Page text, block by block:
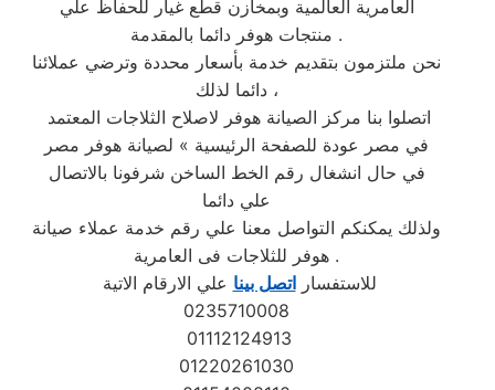
العامرية العالمية وبمخازن قطع غيار للحفاظ علي
منتجات هوفر دائما بالمقدمة .
نحن ملتزمون بتقديم خدمة بأسعار محددة وترضي عملائنا
دائما لذلك ،
في مصر عودة للصفحة الرئيسية » لصيانة هوفر مصر
في حال انشغال رقم الخط الساخن شرفونا بالاتصال
علي دائما
ولذلك يمكنكم التواصل معنا علي رقم خدمة عملاء صيانة
هوفر للثلاجات فى العامرية .
للاستفساراتصل بينا علي الارقام الاتية
0235710008
01112124913
01220261030